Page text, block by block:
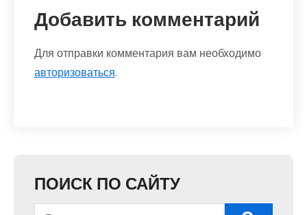
Добавить комментарий
Для отправки комментария вам необходимо
авторизоваться.
ПОИСК ПО САЙТУ